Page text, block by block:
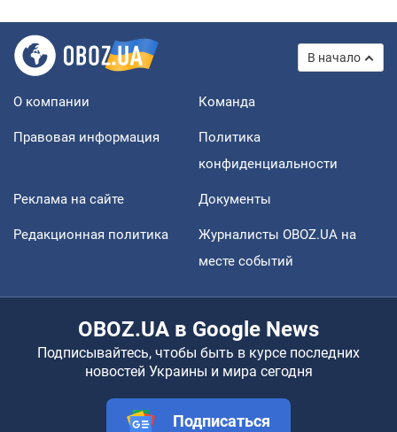
В начало
О компании Команда
Правовая информация
Политика
конфиденциальности
Реклама на сайте Документы
Редакционная политика
Журналисты OBOZ.UA на
месте событий
OBOZ.UA в Google News
Подписывайтесь, чтобы быть в курсе последних
новостей Украины и мира сегодня
Подписаться